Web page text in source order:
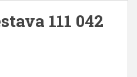
111 042